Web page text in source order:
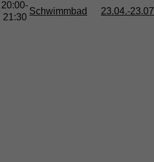
20:00-
21:30
Schwimmbad 23.04.-